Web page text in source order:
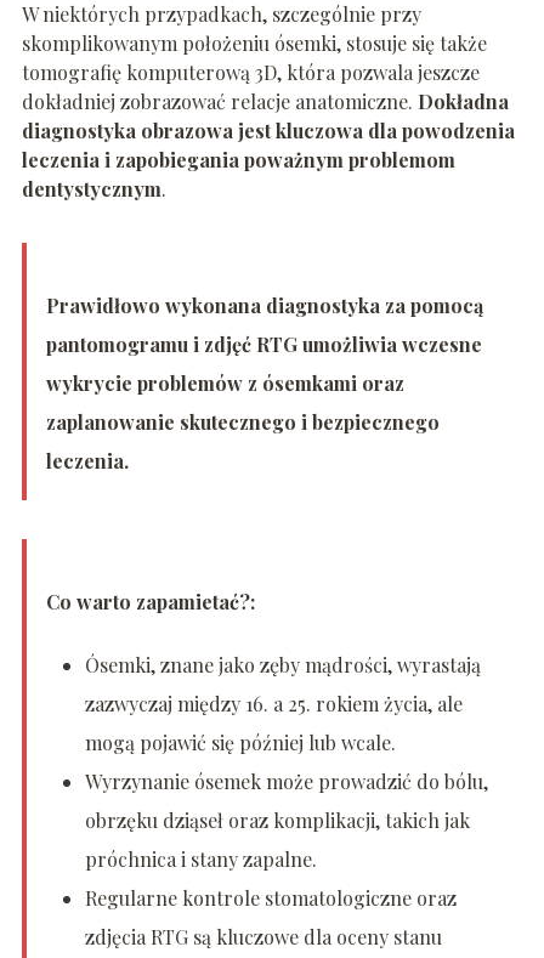
W niektórych przypadkach, szczególnie przy
skomplikowanym położeniu ósemki, stosuje się także
tomografię komputerową 3D, która pozwala jeszcze
dokładniej zobrazować relacje anatomiczne. Dokładna
diagnostyka obrazowa jest kluczowa dla powodzenia
leczenia i zapobiegania poważnym problemom
dentystycznym.
Prawidłowo wykonana diagnostyka za pomocą
pantomogramu i zdjęć RTG umożliwia wczesne
wykrycie problemów z ósemkami oraz
zaplanowanie skutecznego i bezpiecznego
leczenia.
Co warto zapamietać?:
Ósemki, znane jako zęby mądrości, wyrastają
zazwyczaj między 16. a 25. rokiem życia, ale
mogą pojawić się później lub wcale.
Wyrzynanie ósemek może prowadzić do bólu,
obrzęku dziąseł oraz komplikacji, takich jak
próchnica i stany zapalne.
Regularne kontrole stomatologiczne oraz
zdjęcia RTG są kluczowe dla oceny stanu